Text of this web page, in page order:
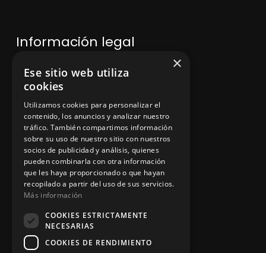
Información legal
Política de privacidad
Aviso legal
App Zine Hostelería
×
Ese sitio web utiliza
cookies
Utilizamos cookies para personalizar el
contenido, los anuncios y analizar nuestro
tráfico. También compartimos información
sobre su uso de nuestro sitio con nuestros
socios de publicidad y análisis, quienes
pueden combinarla con otra información
que les haya proporcionado o que hayan
recopilado a partir del uso de sus servicios.
Más información
COOKIES ESTRICTAMENTE
NECESARIAS
COOKIES DE RENDIMIENTO